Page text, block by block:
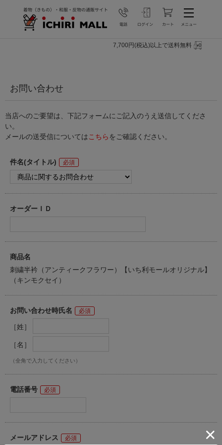
7,700円(税込)以上で送料無料
お問い合わせ
当店へのご要望は、下記フォームにご記入のうえ送信してくださ
い。
メールの送受信については こちら をご確認ください。
件名(タイトル)
オーダーＩＤ
商品名
刺繍半衿（アンティークフラワー）【いち利モールオリジナル】
（キンモクセイ）
お問い合わせ時氏名
［姓］
［名］
（全角で入力してください）
電話番号
メールアドレス